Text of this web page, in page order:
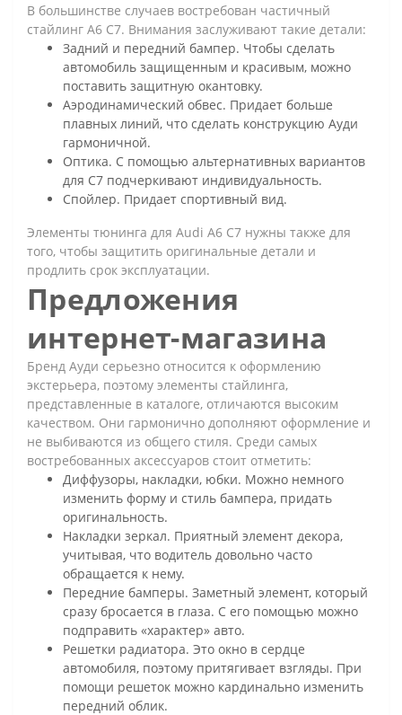
В большинстве случаев востребован частичный
стайлинг A6 C7. Внимания заслуживают такие детали:
Задний и передний бампер. Чтобы сделать
автомобиль защищенным и красивым, можно
поставить защитную окантовку.
Аэродинамический обвес. Придает больше
плавных линий, что сделать конструкцию Ауди
гармоничной.
Оптика. С помощью альтернативных вариантов
для C7 подчеркивают индивидуальность.
Спойлер. Придает спортивный вид.
Элементы тюнинга для Audi A6 C7 нужны также для
того, чтобы защитить оригинальные детали и
продлить срок эксплуатации.
Предложения
интернет-магазина
Бренд Ауди серьезно относится к оформлению
экстерьера, поэтому элементы стайлинга,
представленные в каталоге, отличаются высоким
качеством. Они гармонично дополняют оформление и
не выбиваются из общего стиля. Среди самых
востребованных аксессуаров стоит отметить:
Диффузоры, накладки, юбки. Можно немного
изменить форму и стиль бампера, придать
оригинальность.
Накладки зеркал. Приятный элемент декора,
учитывая, что водитель довольно часто
обращается к нему.
Передние бамперы. Заметный элемент, который
сразу бросается в глаза. С его помощью можно
подправить «характер» авто.
Решетки радиатора. Это окно в сердце
автомобиля, поэтому притягивает взгляды. При
помощи решеток можно кардинально изменить
передний облик.